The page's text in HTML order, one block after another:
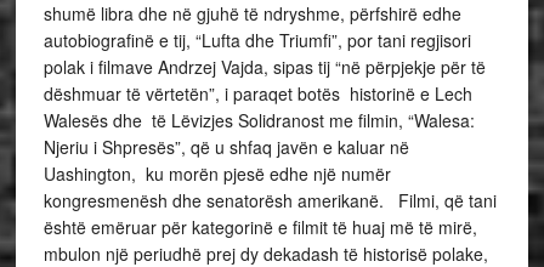
shumë libra dhe në gjuhë të ndryshme, përfshirë edhe
autobiografinë e tij, “Lufta dhe Triumfi”, por tani regjisori
polak i filmave Andrzej Vajda, sipas tij “në përpjekje për të
dëshmuar të vërtetën”, i paraqet botës historinë e Lech
Walesës dhe të Lëvizjes Solidranost me filmin, “Walesa:
Njeriu i Shpresës”, që u shfaq javën e kaluar në
Uashington, ku morën pjesë edhe një numër
kongresmenësh dhe senatorësh amerikanë. Filmi, që tani
është emëruar për kategorinë e filmit të huaj më të mirë,
mbulon një periudhë prej dy dekadash të historisë polake,